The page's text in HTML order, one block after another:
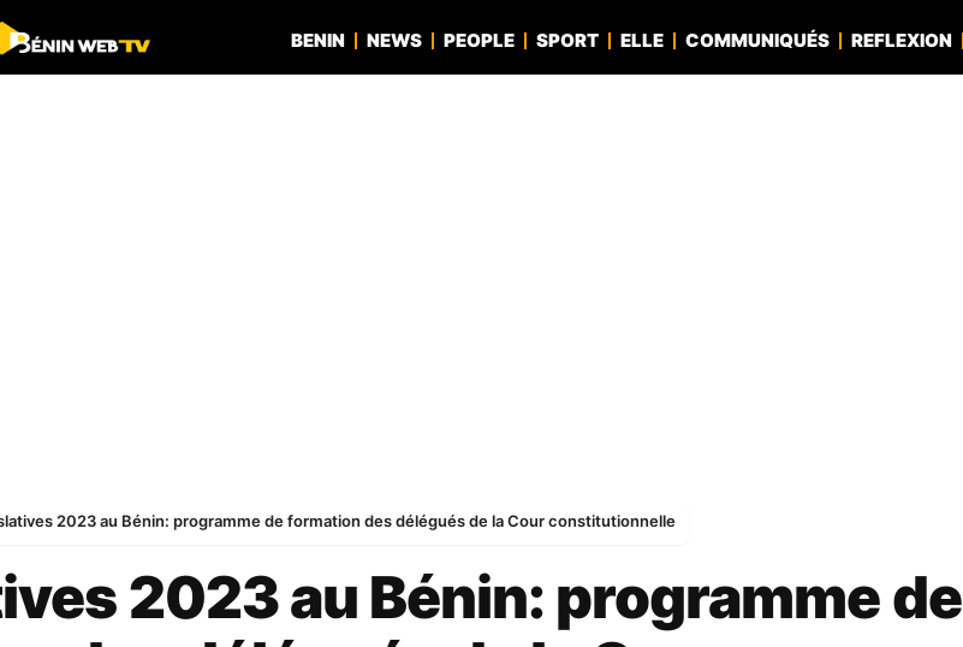
BENIN NEWS PEOPLE SPORT ELLE COMMUNIQUÉS REFLEXION
2023 au Bénin: programme de formation des délégués de la Cour constitutionnelle
2023 au Bénin: programme de